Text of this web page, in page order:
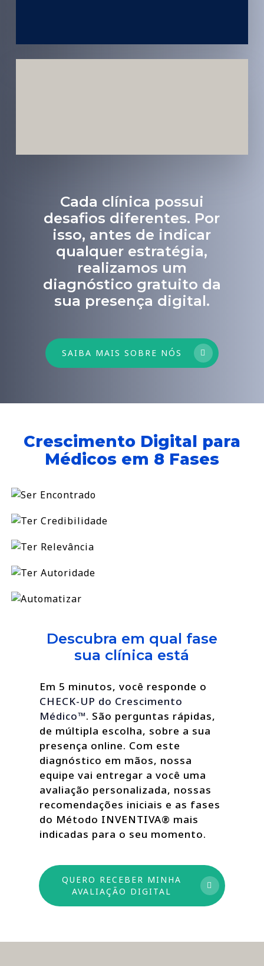
Cada clínica possui
desafios diferentes. Por
isso, antes de indicar
qualquer estratégia,
realizamos um
diagnóstico gratuito da
sua presença digital.
SAIBA MAIS SOBRE NÓS
Crescimento Digital para
Médicos em 8 Fases
Descubra em qual fase
sua clínica está
Em 5 minutos, você responde o
CHECK-UP do Crescimento
Médico™. São perguntas rápidas,
de múltipla escolha, sobre a sua
presença online. Com este
diagnóstico em mãos, nossa
equipe vai entregar a você uma
avaliação personalizada, nossas
recomendações iniciais e as fases
do Método INVENTIVA® mais
indicadas para o seu momento.
QUERO RECEBER MINHA
AVALIAÇÃO DIGITAL